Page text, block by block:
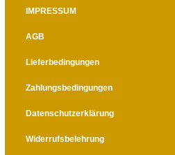
IMPRESSUM
AGB
Lieferbedingungen
Zahlungsbedingungen
Datenschutzerklärung
Widerrufsbelehrung